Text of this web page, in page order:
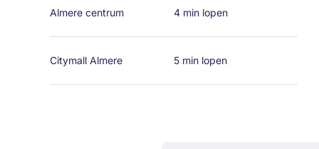
Almere centrum 4 min lopen
Citymall Almere 5 min lopen